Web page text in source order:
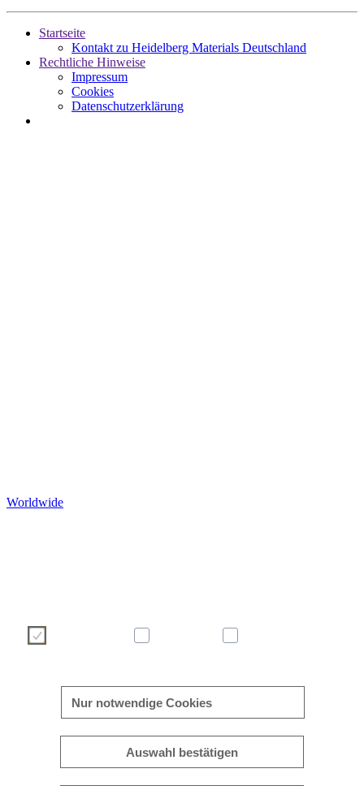
Startseite
Kontakt zu Heidelberg Materials Deutschland
Rechtliche Hinweise
Impressum
Cookies
Datenschutzerklärung
Worldwide
Nur notwendige Cookies
Auswahl bestätigen